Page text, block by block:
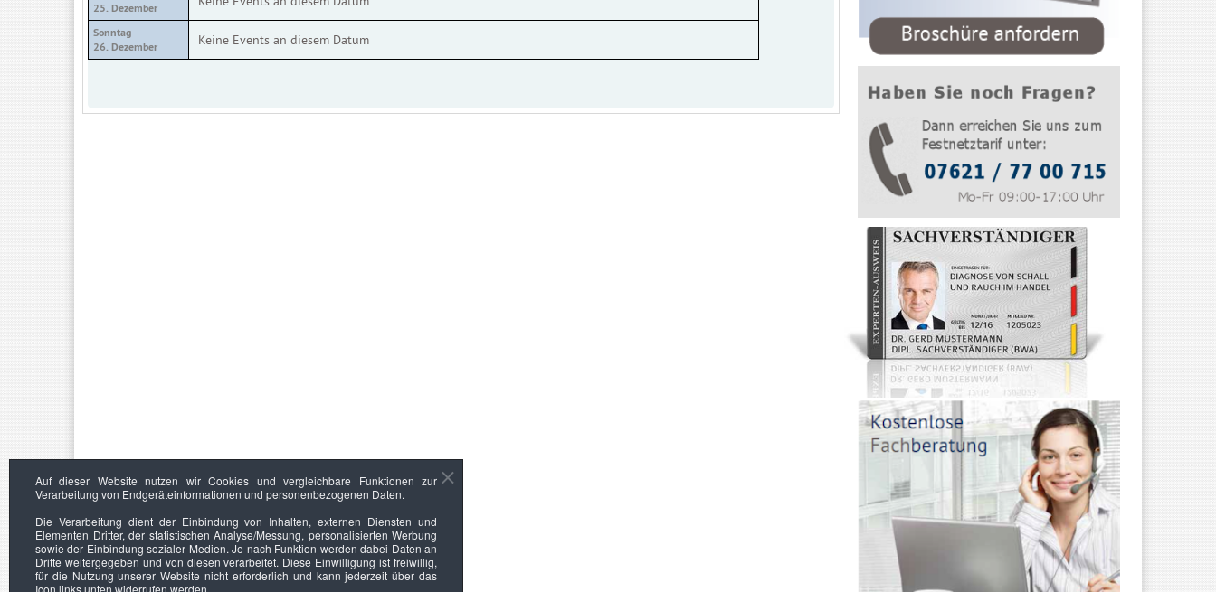
25. Dezember
Sonntag
26. Dezember
Keine Events an diesem Datum
Auf dieser Website nutzen wir Cookies und vergleichbare Funktionen zur
Verarbeitung von Endgeräteinformationen und personenbezogenen Daten.
Die Verarbeitung dient der Einbindung von Inhalten, externen Diensten und
Elementen Dritter, der statistischen Analyse/Messung, personalisierten Werbung
sowie der Einbindung sozialer Medien. Je nach Funktion werden dabei Daten an
Dritte weitergegeben und von diesen verarbeitet. Diese Einwilligung ist freiwillig,
für die Nutzung unserer Website nicht erforderlich und kann jederzeit über das
Icon links unten widerrufen werden.